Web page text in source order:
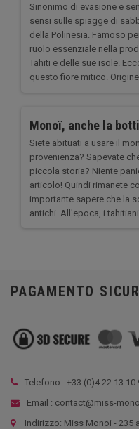
Sinonimo di evasione e
sensi sulle spiagge di
della Polinesia. Famoso
ruolo essenziale nella
Tahiti e delle sue isole.
questo fiore mitico. Origine
Monoï, anche la
Siete abituati a usare il
provenienza? Sapevate
piccola storia? Niente
articolo! Quindi rimanete
importante sapere che la
antichi. All'epoca, i
PAGAMENTO
Telefono : +33 (0)4 22 13 10
Email : contact@miss-
Indirizzo: Miss Monoi - 235